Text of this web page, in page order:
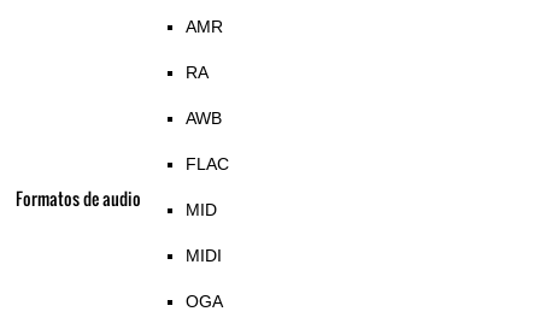
Formatos de audio
AMR
RA
AWB
FLAC
MID
MIDI
OGA